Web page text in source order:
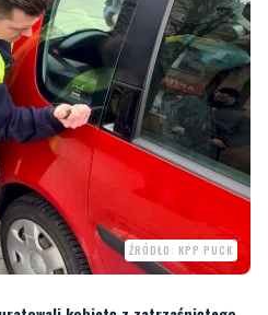
ŹRÓDŁO: KPP PUCK
kobietę z zatrzaśniętego
o pasażerkę w zablokowanym